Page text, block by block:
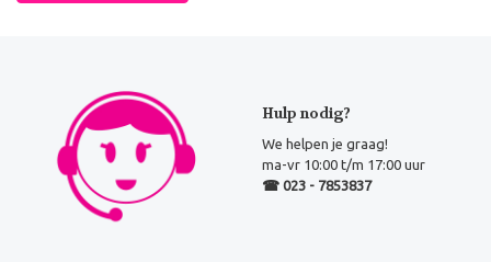
Hulp nodig?
We helpen je graag!
ma-vr 10:00 t/m 17:00 uur
☎ 023 - 7853837